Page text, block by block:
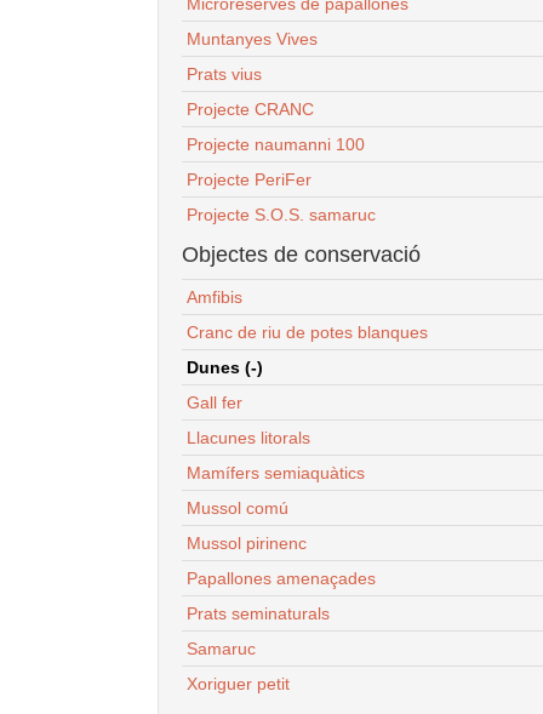
Muntanyes Vives
Prats vius
Projecte CRANC
Projecte naumanni 100
Projecte PeriFer
Projecte S.O.S. samaruc
Objectes de conservació
Amfibis
Cranc de riu de potes blanques
Dunes (-)
Gall fer
Llacunes litorals
Mamífers semiaquàtics
Mussol comú
Mussol pirinenc
Papallones amenaçades
Prats seminaturals
Samaruc
Xoriguer petit